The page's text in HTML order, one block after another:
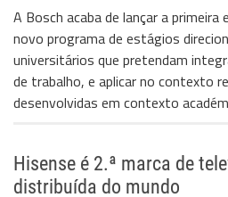
A Bosch acaba de lançar a primeira
novo programa de estágios
universitários que pretendam
de trabalho, e aplicar no contexto
desenvolvidas em contexto
Hisense é 2.ª marca de
distribuída do mundo